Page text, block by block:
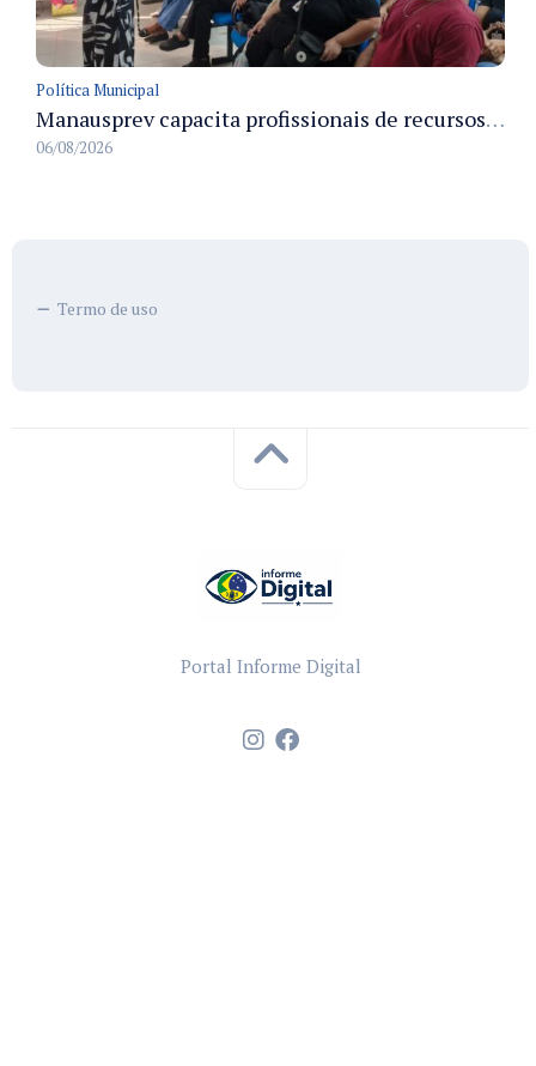
Política Municipal
Manausprev capacita profissionais de recursos humanos para agilizar concessão de aposentadorias no município
06/08/2026
Termo de uso
Portal Informe Digital